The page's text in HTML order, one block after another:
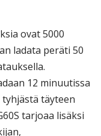
ovat 5000
ladata peräti 50
12 minuutissa
täyteen
tarjoaa lisäksi